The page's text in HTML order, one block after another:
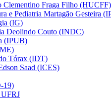
Clementino Fraga Filho (HUCFF)
e Pediatria Martagão Gesteira
(IG)
Deolindo Couto (INDC)
(IPUB)
Tórax (IDT)
Saad (ICES)
19)